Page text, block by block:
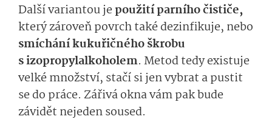
Další variantou jepoužití parního čističe,
který zároveň povrch také dezinfikuje, nebo
smíchání kukuřičného škrobu
s izopropylal­koholem. Metod tedy existuje
velké množství, stačí si jen vybrat a pustit
se do práce. Zářivá okna vám pak bude
závidět nejeden soused.